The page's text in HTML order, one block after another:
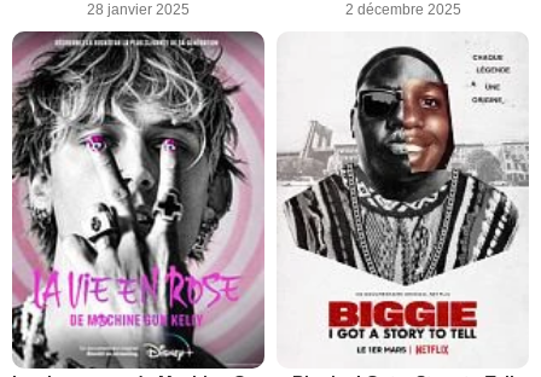
28 janvier 2025 2 décembre 2025